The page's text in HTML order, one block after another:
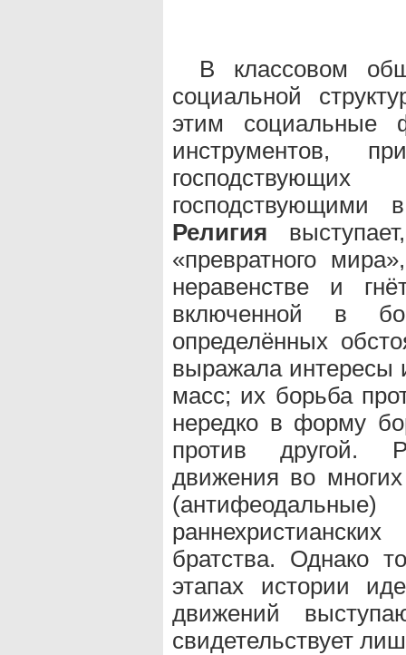
В классовом
социальной
этим социальные
инструментов,
Религия
«превратного
неравенстве и
включенной в
определённых
выражала интересы
масс; их борьба
нередко в форму
против другой.
движения во
братства. Однако
этапах истории
движений
свидетельствует